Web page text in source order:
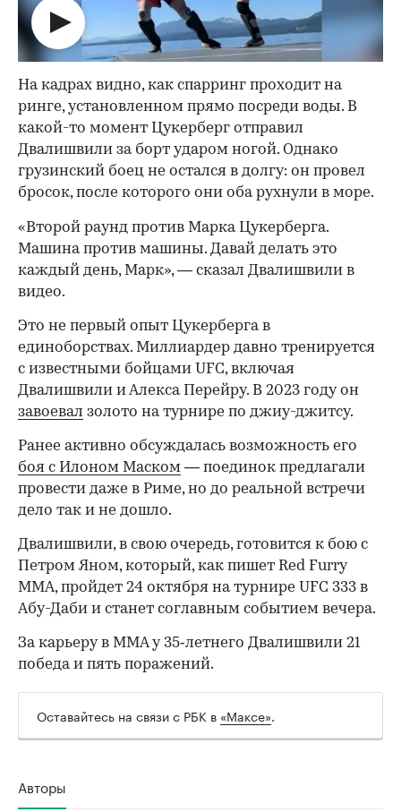
На кадрах видно, как спарринг проходит на
ринге, установленном прямо посреди воды. В
какой-то момент Цукерберг отправил
Двалишвили за борт ударом ногой. Однако
грузинский боец не остался в долгу: он провел
бросок, после которого они оба рухнули в море.
«Второй раунд против Марка Цукерберга.
Машина против машины. Давай делать это
каждый день, Марк», — сказал Двалишвили в
видео.
Это не первый опыт Цукерберга в
единоборствах. Миллиардер давно тренируется
с известными бойцами UFC, включая
Двалишвили и Алекса Перейру. В 2023 году он
завоевал золото на турнире по джиу-джитсу.
Ранее активно обсуждалась возможность его
боя с Илоном Маском — поединок предлагали
провести даже в Риме, но до реальной встречи
дело так и не дошло.
Двалишвили, в свою очередь, готовится к бою с
Петром Яном, который, как пишет Red Furry
MMA, пройдет 24 октября на турнире UFC 333 в
Абу-Даби и станет соглавным событием вечера.
За карьеру в ММА у 35‑летнего Двалишвили 21
победа и пять поражений.
Оставайтесь на связи с РБК в «Максе».
Авторы